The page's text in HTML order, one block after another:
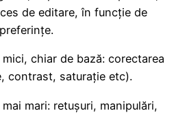
de editare, în funcție de
chiar de bază: corectarea
contrast, saturație etc).
mari: retușuri, manipulări,